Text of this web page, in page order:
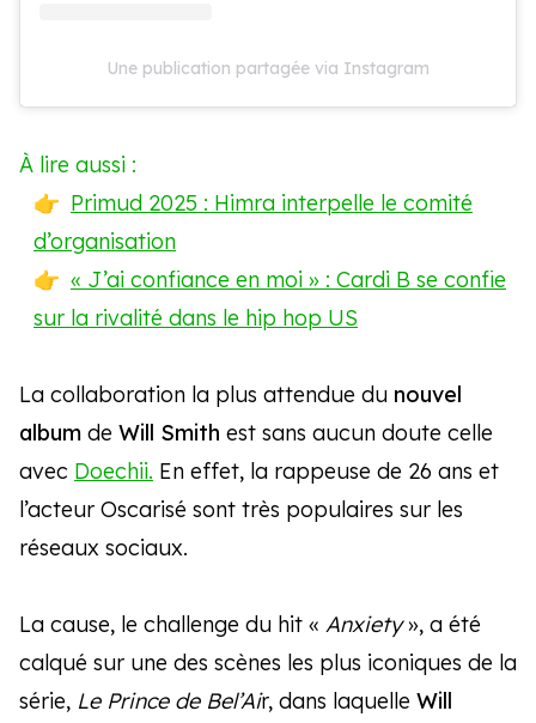
Une publication partagée via Instagram
La collaboration la plus attendue du nouvel
album de Will Smith est sans aucun doute celle
avec Doechii. En effet, la rappeuse de 26 ans et
l’acteur Oscarisé sont très populaires sur les
réseaux sociaux.
La cause, le challenge du hit « Anxiety», a été
calqué sur une des scènes les plus iconiques de la
série, Le Prince de Bel’Air, dans laquelle Will
À lire aussi :
Primud 2025 : Himra interpelle le comité
d’organisation
« J’ai confiance en moi » : Cardi B se confie
sur la rivalité dans le hip hop US